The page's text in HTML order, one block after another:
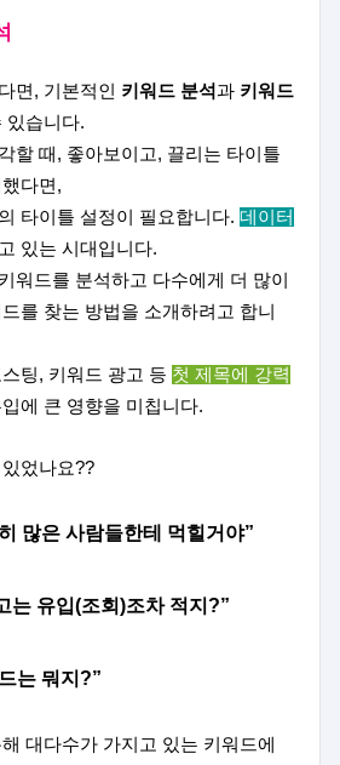
면 , 기본적인 키워드 분석과 키워드
있습니다.
할 때 , 좋아보이고, 끌리는 타이틀
다면 ,
타이틀 설정이 필요합니다. 데이터
있는 시대입니다.
워드를 분석하고 다수에게 더 많이
를 찾는 방법을 소개하려고 합니
팅, 키워드 광고 등 첫 제목에 강력
에 큰 영향을 미칩니다.
었나요??
많은 사람들한테 먹힐거야”
는 유입(조회)조차 적지 ?”
는 뭐지 ?”
대다수가 가지고 있는 키워드에